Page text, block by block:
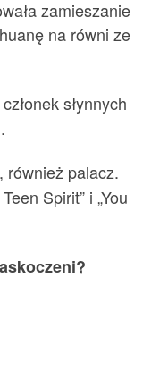
zamieszanie
na równi ze
słynnych
również palacz.
Spirit” i „You